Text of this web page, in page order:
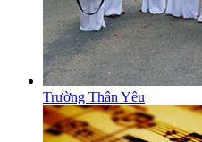
Trường Thân Yêu